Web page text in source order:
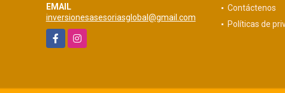
EMAIL
inversionesasesoriasglobal@gmail.com
FacebookInstagram
Contáctenos
Políticas de